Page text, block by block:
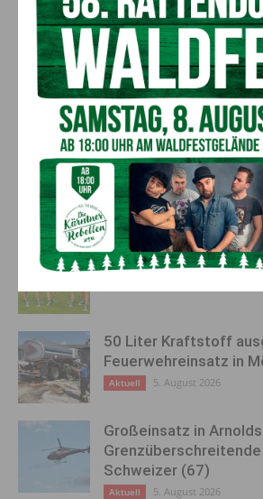
Sperre 07:00 – 18:00 Uhr
Vorheriger Artikel
Feiern und Wohnen im Schloss
Wasserleonburg
AKTUELLES
Kirchtag in St. Lorenzen
Aktuell 6. August 2026
50 Liter Kraftstoff
Feuerwehreinsatz in
Aktuell 5. August 2026
Großeinsatz in
Schweizer (67)
Aktuell 5. August 2026